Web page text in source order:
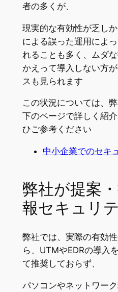
者の多くが、
現実的な有効性が乏し
による誤った運用によ
れることも多く、ムダ
かえって導入しない方
スも見られます
この状況については、
下のページで詳しく紹
ひご参考ください
中小企業でのセキ
弊社が提案
報セキュリ
弊社では、実際の有効
ら、UTMやEDRの導入
て推奨しておらず、
パソコンやネットワー